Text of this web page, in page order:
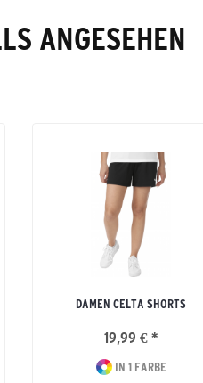
ANGESEHEN
DAMEN CELTA SHORTS
19,99 € *
IN 1 FARBE